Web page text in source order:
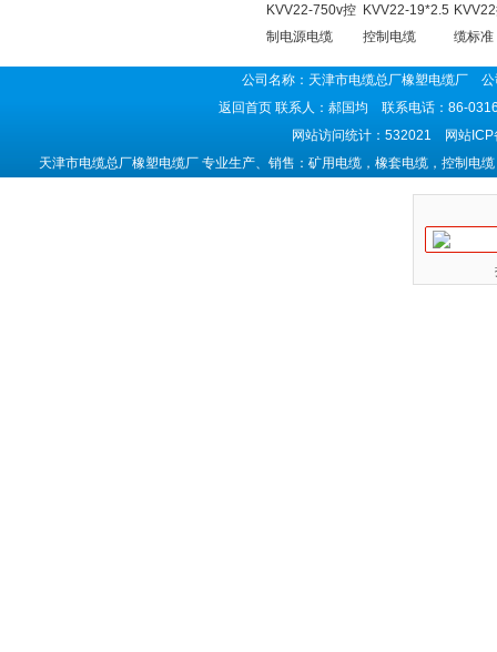
KVV22-750v控
制电源电缆
KVV22-19*2.5
控制电缆
缆标准
公司名称：天津市电缆总厂橡塑电缆厂
返回首页联系人：郝国均 联系电话：86-
网站访问统计：532021 网站ICP
天津市电缆总厂橡塑电缆厂 专业生产、销售：矿用电缆，橡套电缆，控制电